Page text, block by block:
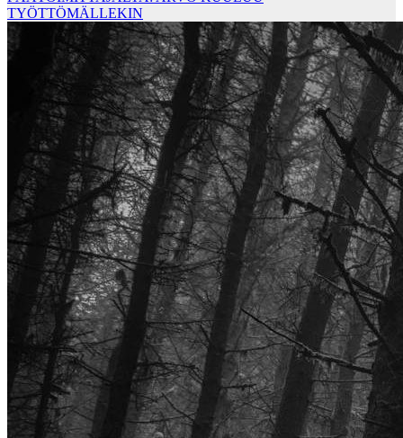
TYÖTTÖMÄLLEKIN